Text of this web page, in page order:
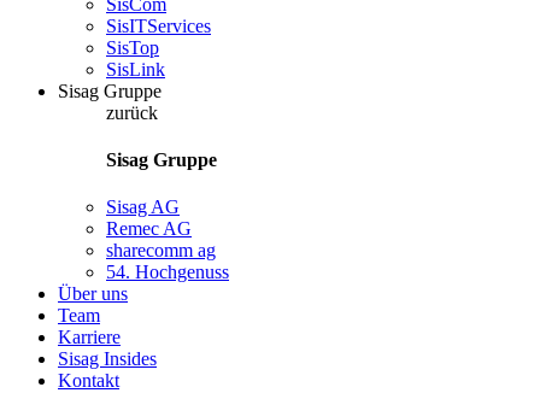
SisITServices
SisTop
SisLink
Sisag Gruppe
zurück
Sisag Gruppe
Sisag AG
Remec AG
sharecomm ag
54. Hochgenuss
Über uns
Team
Karriere
Sisag Insides
Kontakt